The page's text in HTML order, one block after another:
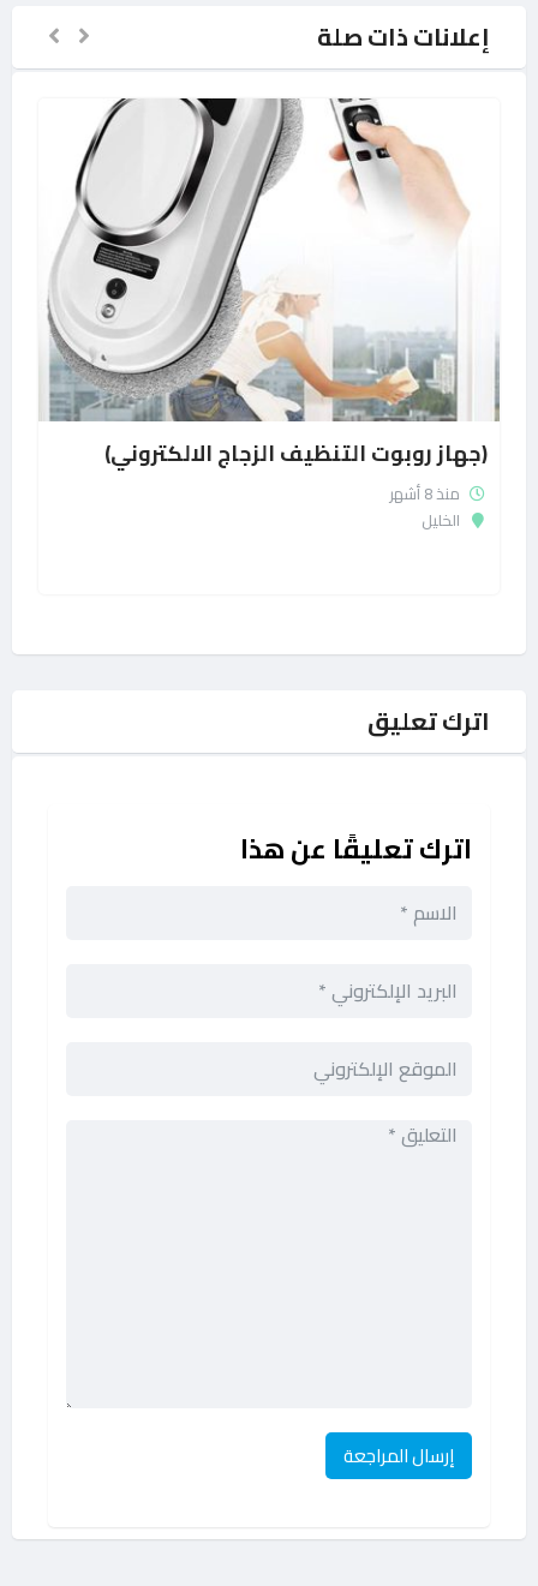
إعلانات ذات صلة
(جهاز روبوت التنظيف الزجاج الالكتروني)
منذ 8 أشهر
الخليل
اترك تعليق
اترك تعليقًا عن هذا